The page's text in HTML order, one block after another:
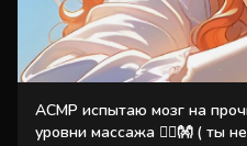
АСМР испытаю мозг на
уровни массажа 💆‍♂️👐 ( ты